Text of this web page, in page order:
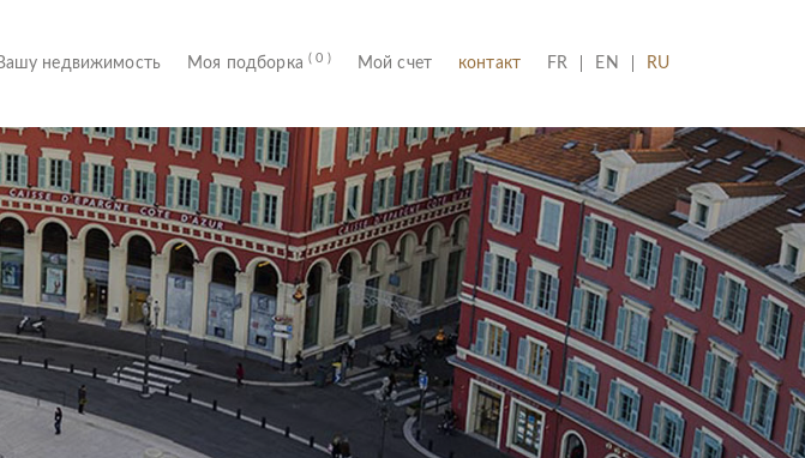
недвижимость Моя подборка( 0 ) Мой счет контакт FR (CURRENT)
EN RU